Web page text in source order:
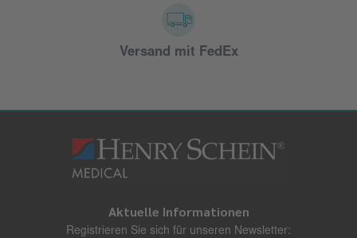
Versand mit FedEx
Aktuelle Informationen
Registrieren Sie sich für unseren Newsletter: